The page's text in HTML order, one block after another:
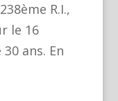
R.I.,
le 16
ans. En